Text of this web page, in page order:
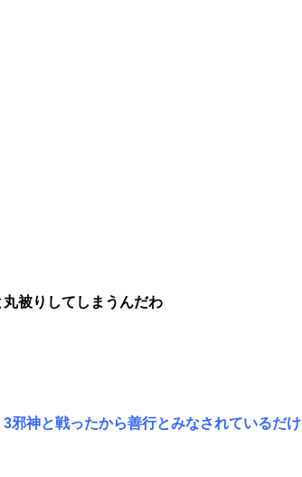
被りしてしまうんだわ
邪神と戦ったから善行とみなされているだけ